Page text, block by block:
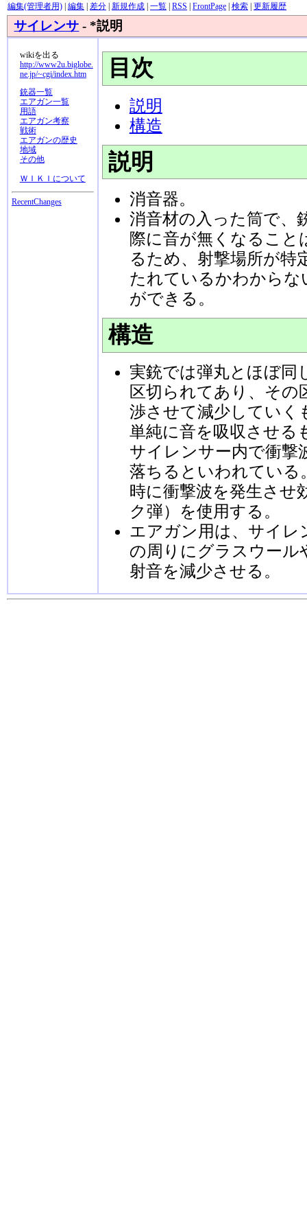
編集(管理者用)| 編集| 差分| 新規作成| 一覧| RSS FrontPage| 検索| 更新履歴
サイレンサ - *説明
wikiを出る
http://www2u.biglobe.
ne.jp/~cgi/index.htm
銃器一覧
エアガン一覧
用語
エアガン考察
戦術
エアガンの歴史
地域
その他
ＷＩＫＩについて
RecentChanges
目次
説明
構造
説明
消音器。
消音材の入った筒で、
際に音が無くなること
るため、射撃場所が
たれているかわからな
ができる。
構造
実銃では弾丸とほぼ同
区切られてあり、その
渉させて減少していく
単純に音を吸収させる
サイレンサー内で衝撃
落ちるといわれている
時に衝撃波を発生させ
ク弾）を使用する。
エアガン用は、サイ
の周りにグラスウール
射音を減少させる。